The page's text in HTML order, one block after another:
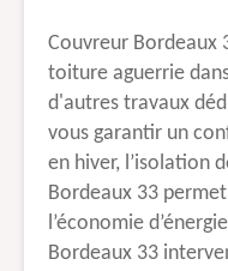
Couvreur Bordeaux
toiture aguerrie
d'autres travaux
vous garantir un
en hiver, l’isolation
Bordeaux 33
l’économie
Bordeaux 33